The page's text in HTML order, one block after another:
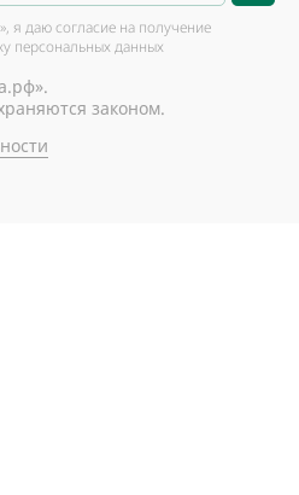
я даю согласие на получение
персональных данных
законом.